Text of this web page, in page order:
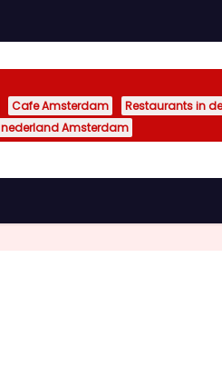
Cafe Amsterdam
Restaurants in
Amsterdam